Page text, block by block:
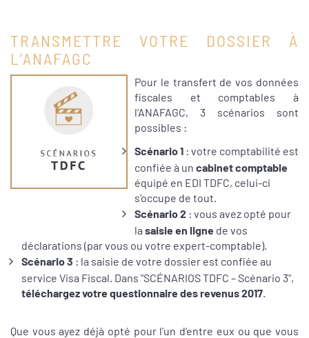
TRANSMETTRE VOTRE DOSSIER À
L’ANAFAGC
Pour le transfert de vos données
fiscales et comptables à
l’ANAFAGC, 3 scénarios sont
possibles :
Scénario 1 : votre comptabilité est
confiée à un cabinet comptable
équipé en EDI TDFC, celui-ci
s’occupe de tout.
Scénario 2 : vous avez opté pour
la saisie en ligne de vos
déclarations (par vous ou votre expert-comptable).
Scénario 3 : la saisie de votre dossier est confiée au
service Visa Fiscal. Dans "SCÉNARIOS TDFC – Scénario 3",
téléchargez votre questionnaire des revenus 2017.
Que vous ayez déjà opté pour l’un d’entre eux ou que vous